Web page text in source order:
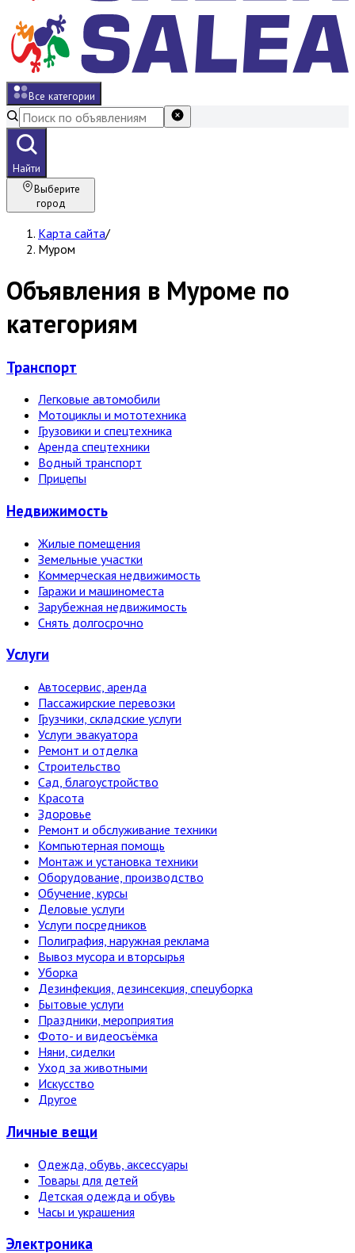
Все категории
Найти
Выберите
город
Карта сайта/
Муром
Объявления в Муроме по
категориям
Транспорт
Легковые автомобили
Мотоциклы и мототехника
Грузовики и спецтехника
Аренда спецтехники
Водный транспорт
Прицепы
Недвижи­мость
Жилые помещения
Земельные участки
Коммерческая недвижимость
Гаражи и машиноместа
Зарубежная недвижимость
Снять долгосрочно
Услуги
Автосервис, аренда
Пассажирские перевозки
Грузчики, складские услуги
Услуги эвакуатора
Ремонт и отделка
Строительство
Сад, благоустройство
Красота
Здоровье
Ремонт и обслуживание техники
Компьютерная помощь
Монтаж и установка техники
Оборудование, производство
Обучение, курсы
Деловые услуги
Услуги посредников
Полиграфия, наружная реклама
Вывоз мусора и вторсырья
Уборка
Дезинфекция, дезинсекция, спецуборка
Бытовые услуги
Праздники, мероприятия
Фото- и видеосъёмка
Няни, сиделки
Уход за животными
Искусство
Другое
Личные вещи
Одежда, обувь, аксессуары
Товары для детей
Детская одежда и обувь
Часы и украшения
Электро­ника